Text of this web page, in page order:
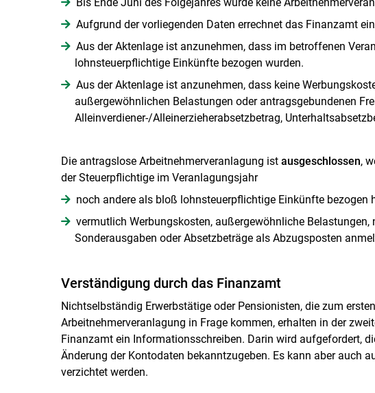
Aufgrund der vorliegenden Daten errechnet das Finanzamt
Aus der Aktenlage ist anzunehmen, dass im betroffenen
lohnsteuerpflichtige Einkünfte bezogen wurden.
Aus der Aktenlage ist anzunehmen, dass keine
außergewöhnlichen Belastungen oder antragsgebundenen
Alleinverdiener-/Alleinerzieherabsetzbetrag,
Die antragslose Arbeitnehmerveranlagung ist ausgeschlossen,
der Steuerpflichtige im Veranlagungsjahr
noch andere als bloß lohnsteuerpflichtige Einkünfte bezogen
vermutlich Werbungskosten, außergewöhnliche
Sonderausgaben oder Absetzbeträge als Abzugsposten
Verständigung durch das Finanzamt
Nichtselbständig Erwerbstätige oder Pensionisten, die zum
Arbeitnehmerveranlagung in Frage kommen, erhalten in der
Finanzamt ein Informationsschreiben. Darin wird aufgefordert,
Änderung der Kontodaten bekanntzugeben. Es kann aber auch
verzichtet werden.